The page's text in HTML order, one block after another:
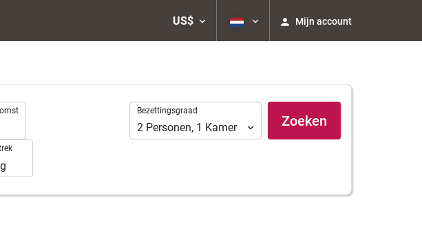
US$ Mijn account
Bezettingsgraad
Bezettingsgraad
2 Personen, 1 Kamer Zoeken